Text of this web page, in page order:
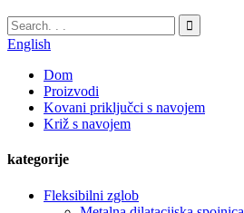
English
Dom
Proizvodi
Kovani priključci s navojem
Križ s navojem
kategorije
Fleksibilni zglob